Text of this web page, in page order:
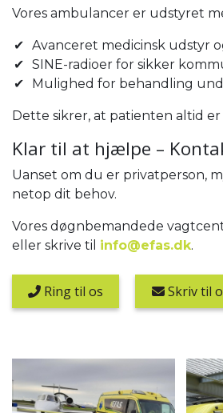
Vores ambulancer er udstyret
Avanceret medicinsk udstyr
SINE-radioer for sikker
Mulighed for behandling
Dette sikrer, at patienten altid
Klar til at hjælpe –
Uanset om du er privatperson,
netop dit behov.
Vores døgnbemandede
eller skrive til info@efas.dk.
Ring til os Skriv til